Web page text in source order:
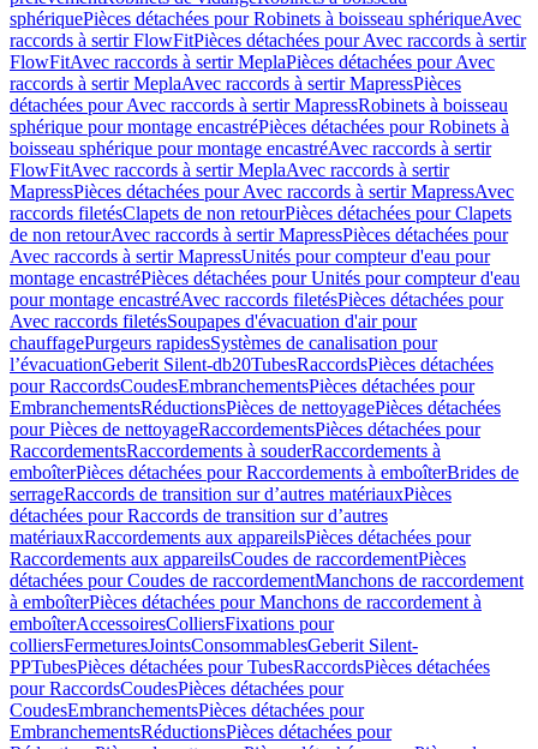
sphériquePièces détachées pour Robinets à boisseau sphériqueAvec
raccords à sertir FlowFitPièces détachées pour Avec raccords à sertir
FlowFitAvec raccords à sertir MeplaPièces détachées pour Avec
raccords à sertir MeplaAvec raccords à sertir MapressPièces
détachées pour Avec raccords à sertir MapressRobinets à boisseau
sphérique pour montage encastréPièces détachées pour Robinets à
boisseau sphérique pour montage encastréAvec raccords à sertir
FlowFitAvec raccords à sertir MeplaAvec raccords à sertir
MapressPièces détachées pour Avec raccords à sertir MapressAvec
raccords filetésClapets de non retourPièces détachées pour Clapets
de non retourAvec raccords à sertir MapressPièces détachées pour
Avec raccords à sertir MapressUnités pour compteur d'eau pour
montage encastréPièces détachées pour Unités pour compteur d'eau
pour montage encastréAvec raccords filetésPièces détachées pour
Avec raccords filetésSoupapes d'évacuation d'air pour
chauffagePurgeurs rapidesSystèmes de canalisation pour
l’évacuationGeberit Silent-db20TubesRaccordsPièces détachées
pour RaccordsCoudesEmbranchementsPièces détachées pour
EmbranchementsRéductionsPièces de nettoyagePièces détachées
pour Pièces de nettoyageRaccordementsPièces détachées pour
RaccordementsRaccordements à souderRaccordements à
emboîterPièces détachées pour Raccordements à emboîterBrides de
serrageRaccords de transition sur d’autres matériauxPièces
détachées pour Raccords de transition sur d’autres
matériauxRaccordements aux appareilsPièces détachées pour
Raccordements aux appareilsCoudes de raccordementPièces
détachées pour Coudes de raccordementManchons de raccordement
à emboîterPièces détachées pour Manchons de raccordement à
emboîterAccessoiresColliersFixations pour
colliersFermeturesJointsConsommablesGeberit Silent-
PPTubesPièces détachées pour TubesRaccordsPièces détachées
pour RaccordsCoudesPièces détachées pour
CoudesEmbranchementsPièces détachées pour
EmbranchementsRéductionsPièces détachées pour